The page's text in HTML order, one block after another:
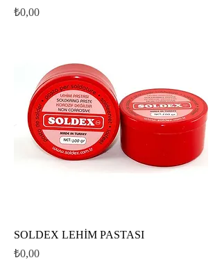
Fiyat
₺0,00
SOLDEX LEHİM PASTASI
Fiyat
₺0,00